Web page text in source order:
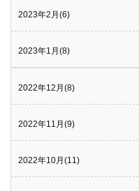
2023年2月(6)
2023年1月(8)
2022年12月(8)
2022年11月(9)
2022年10月(11)